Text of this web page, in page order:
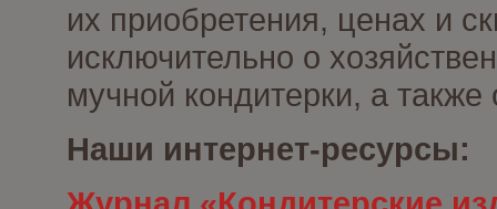
их приобретения, ценах и
исключительно о
мучной кондитерки, а
Наши интернет-ресурсы: